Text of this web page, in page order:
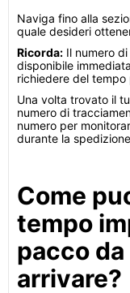
Naviga fino alla
quale desideri
Ricorda: Il numero
disponibile
richiedere del tempo
Una volta trovato il
numero di
numero per
durante la
Come
tempo
pacco
arrivare?